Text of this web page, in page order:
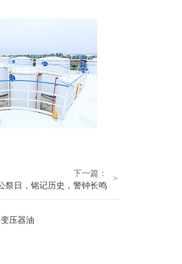
>
下一篇：
祭日，铭记历史，警钟长鸣
压器油